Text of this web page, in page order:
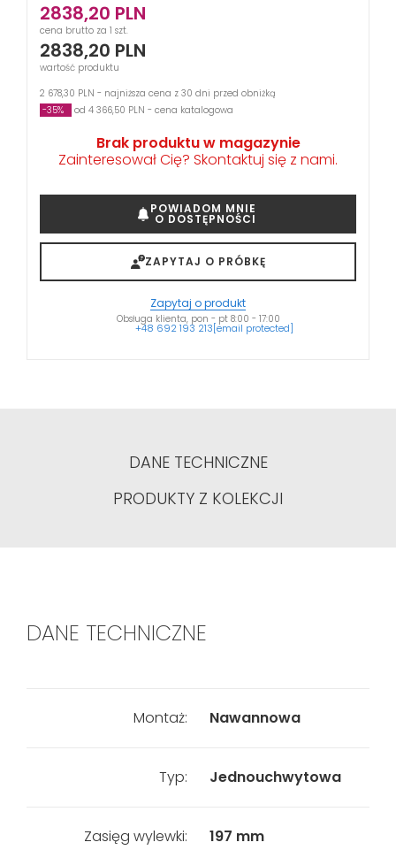
2838,20 PLN
cena brutto za 1 szt.
2838,20 PLN
wartość produktu
2 678,30 PLN - najniższa cena z 30 dni przed obniżką
-35%
od 4 366,50 PLN - cena katalogowa
Brak produktu w magazynie
Zainteresował Cię? Skontaktuj się z nami.
POWIADOM MNIE
O DOSTĘPNOŚCI
ZAPYTAJ O PRÓBKĘ
Zapytaj o produkt
Obsługa klienta, pon - pt 8:00 - 17:00
+48 692 193 213[email protected]
DANE TECHNICZNE
PRODUKTY Z KOLEKCJI
DANE TECHNICZNE
Montaż: Nawannowa
Typ: Jednouchwytowa
Zasięg wylewki: 197 mm